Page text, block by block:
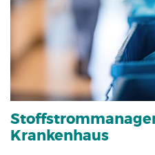
Krankenhaus